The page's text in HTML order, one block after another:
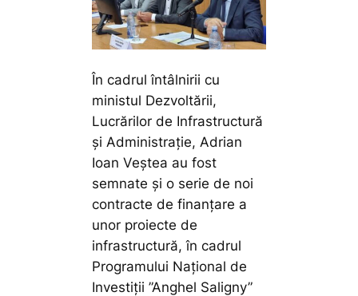
În cadrul întâlnirii cu
ministul Dezvoltării,
Lucrărilor de Infrastructură
și Administrație, Adrian
Ioan Veștea au fost
semnate și o serie de noi
contracte de finanțare a
unor proiecte de
infrastructură, în cadrul
Programului Național de
Investiții ”Anghel Saligny”